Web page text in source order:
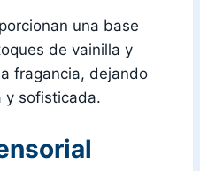
una base
de vainilla y
fragancia, dejando
y sofisticada.